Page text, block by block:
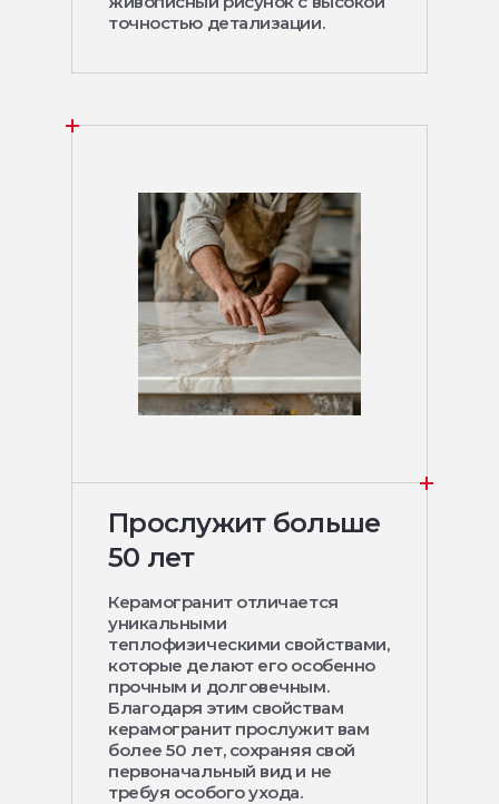
точностью детализации.
Прослужит больше
50 лет
Керамогранит отличается
уникальными
теплофизическими свойствами,
которые делают его особенно
прочным и долговечным.
Благодаря этим свойствам
керамогранит прослужит вам
более 50 лет, сохраняя свой
первоначальный вид и не
требуя особого ухода.